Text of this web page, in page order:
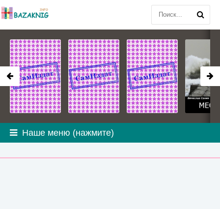
Наше меню (нажмите)